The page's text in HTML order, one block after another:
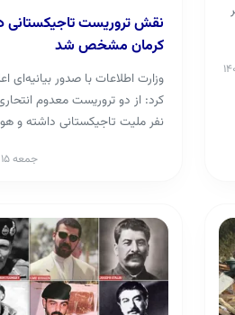
نقش تروریست تاجیکستانی
کرمان مشخص شد
وزارت اطلاعات با صدور بیانیه‌ای
کرد: از دو تروریست معدوم
نفر ملیت تاجیکستانی داشته و
جمعه ۱۵ دی ۱۴۰۲